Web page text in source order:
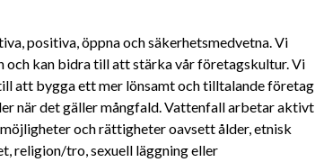
positiva, öppna och säkerhetsmedvetna. Vi
och kan bidra till att stärka vår företagskultur. Vi
att bygga ett mer lönsamt och tilltalande företag
när det gäller mångfald. Vattenfall arbetar aktivt
och rättigheter oavsett ålder, etnisk
religion/tro, sexuell läggning eller